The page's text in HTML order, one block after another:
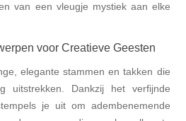
van een vleugje mystiek aan elke
voor Creatieve Geesten
elegante stammen en takken die
uitstrekken. Dankzij het verfijnde
je uit om adembenemende